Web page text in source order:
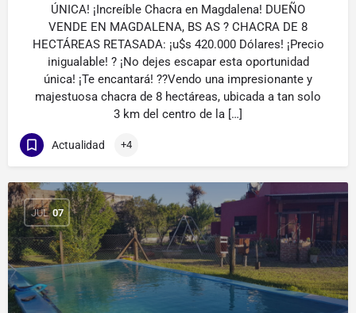
ÚNICA! ¡Increíble Chacra en Magdalena! DUEÑO
VENDE EN MAGDALENA, BS AS ? CHACRA DE 8
HECTÁREAS RETASADA: ¡u$s 420.000 Dólares! ¡Precio
inigualable! ? ¡No dejes escapar esta oportunidad
única! ¡Te encantará! ??Vendo una impresionante y
majestuosa chacra de 8 hectáreas, ubicada a tan solo
3 km del centro de la […]
Actualidad +4
JUL 07